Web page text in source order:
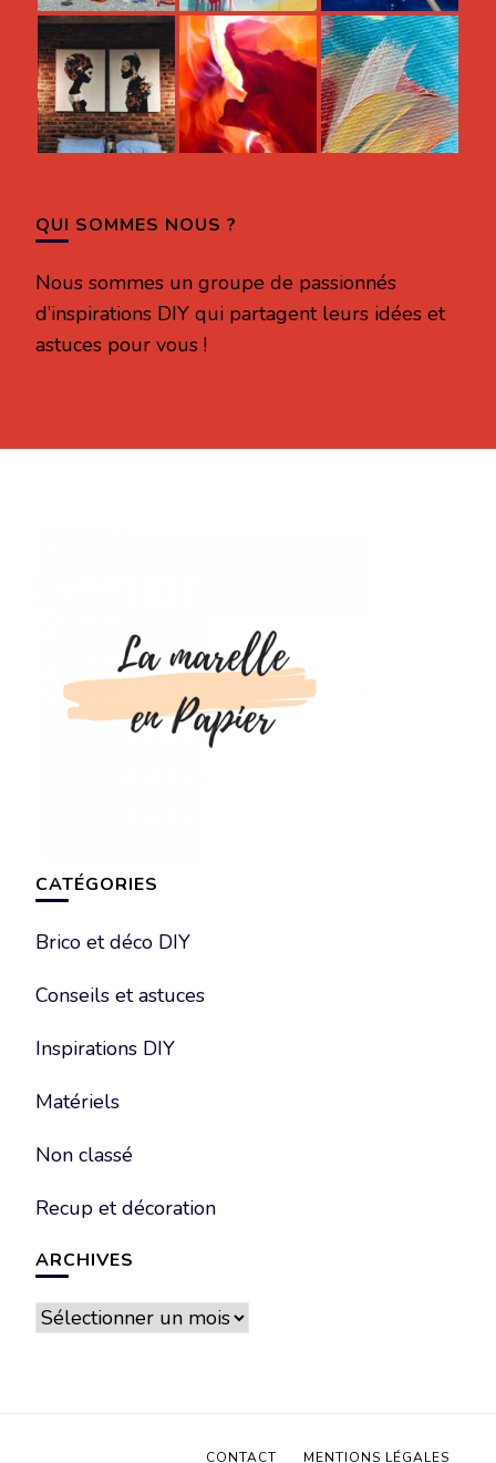
QUI SOMMES NOUS ?
Nous sommes un groupe de passionnés
d’inspirations DIY qui partagent leurs idées et
astuces pour vous !
CATÉGORIES
Brico et déco DIY
Conseils et astuces
Inspirations DIY
Matériels
Non classé
Recup et décoration
ARCHIVES
Archives
CONTACT MENTIONS LÉGALES